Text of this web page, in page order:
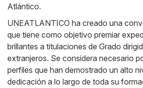
Atlántico.
UNEATLANTICO ha creado una
que tiene como objetivo premiar
brillantes a titulaciones de Grado
extranjeros. Se considera necesario
perfiles que han demostrado un alto
dedicación a lo largo de toda su